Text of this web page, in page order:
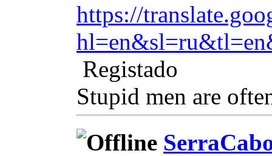
https://
Registado
Stupid men are